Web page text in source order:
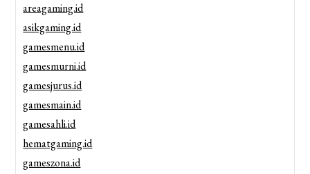
areagaming.id
asikgaming.id
gamesmenu.id
gamesmurni.id
gamesjurus.id
gamesmain.id
gamesahli.id
hematgaming.id
gameszona.id